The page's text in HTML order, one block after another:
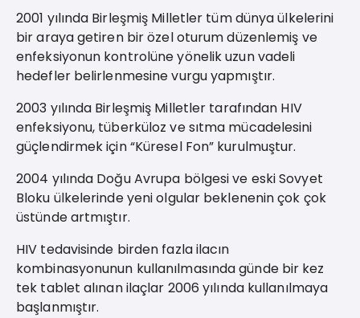
2001 yılında Birleşmiş Milletler tüm dünya ülkelerini
bir araya getiren bir özel oturum düzenlemiş ve
enfeksiyonun kontrolüne yönelik uzun vadeli
hedefler belirlenmesine vurgu yapmıştır.
2003 yılında Birleşmiş Milletler tarafından HIV
enfeksiyonu, tüberküloz ve sıtma mücadelesini
güçlendirmek için “Küresel Fon” kurulmuştur.
2004 yılında Doğu Avrupa bölgesi ve eski Sovyet
Bloku ülkelerinde yeni olgular beklenenin çok çok
üstünde artmıştır.
HIV tedavisinde birden fazla ilacın
kombinasyonunun kullanılmasında günde bir kez
tek tablet alınan ilaçlar 2006 yılında kullanılmaya
başlanmıştır.